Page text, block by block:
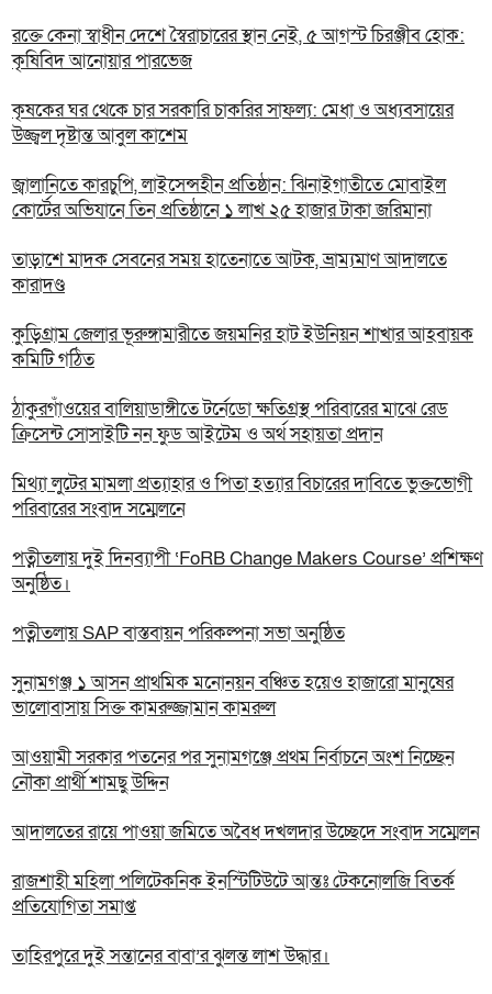
রক্তে কেনা স্বাধীন দেশে স্বৈরাচারের স্থান নেই, ৫ আগস্ট চিরঞ্জীব হোক:
কৃষিবিদ আনোয়ার পারভেজ
কৃষকের ঘর থেকে চার সরকারি চাকরির সাফল্য: মেধা ও অধ্যবসায়ের
উজ্জ্বল দৃষ্টান্ত আবুল কাশেম
জ্বালানিতে কারচুপি, লাইসেন্সহীন প্রতিষ্ঠান: ঝিনাইগাতীতে মোবাইল
কোর্টের অভিযানে তিন প্রতিষ্ঠানে ১ লাখ ২৫ হাজার টাকা জরিমানা
তাড়াশে মাদক সেবনের সময় হাতেনাতে আটক, ভ্রাম্যমাণ আদালতে
কারাদণ্ড
কুড়িগ্রাম জেলার ভূরুঙ্গামারীতে জয়মনির হাট ইউনিয়ন শাখার আহবায়ক
কমিটি গঠিত
ঠাকুরগাঁওয়ের বালিয়াডাঙ্গীতে টর্নেডো ক্ষতিগ্রস্থ পরিবারের মাঝে রেড
ক্রিসেন্ট সোসাইটি নন ফুড আইটেম ও অর্থ সহায়তা প্রদান
‎মিথ্যা লুটের মামলা প্রত্যাহার ও পিতা হত্যার বিচারের দাবিতে ভুক্তভোগী
পরিবারের সংবাদ সম্মেলনে
পত্নীতলায় দুই দিনব্যাপী ‘FoRB Change Makers Course’ প্রশিক্ষণ
অনুষ্ঠিত।
পত্নীতলায় SAP বাস্তবায়ন পরিকল্পনা সভা অনুষ্ঠিত
সুনামগঞ্জ ১ আসন প্রাথমিক মনোনয়ন বঞ্চিত হয়েও হাজারো মানুষের
ভালোবাসায় সিক্ত কামরুজ্জামান কামরুল
‎আওয়ামী সরকার পতনের পর সুনামগঞ্জে প্রথম নির্বাচনে অংশ নিচ্ছেন
নৌকা প্রার্থী শামছু উদ্দিন
আদালতের রায়ে পাওয়া জমিতে অবৈধ দখলদার উচ্ছেদে সংবাদ সম্মেলন
রাজশাহী মহিলা পলিটেকনিক ইনস্টিটিউটে আন্তঃ টেকনোলজি বিতর্ক
প্রতিযোগিতা সমাপ্ত
তাহিরপুরে দুই সন্তানের বাবা’র ঝুলন্ত লাশ উদ্ধার।